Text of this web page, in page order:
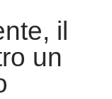
il
un